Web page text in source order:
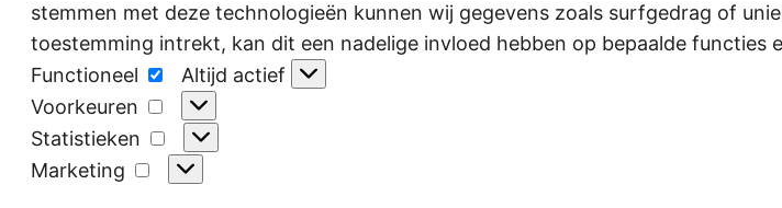
stemmen met deze technologieën kunnen wij gegevens zoals surfgedrag of
toestemming intrekt, kan dit een nadelige invloed hebben op bepaalde functies
Functioneel
Functioneel
Altijd actief
Voorkeuren
Voorkeuren
Statistieken
Statistieken
Marketing
Marketing